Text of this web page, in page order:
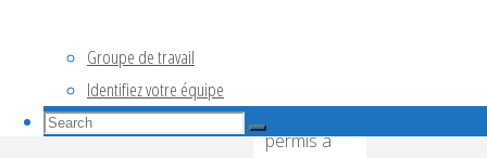
Groupe de travail
Identifiez votre équipe
Search
Search
qui a
permis à